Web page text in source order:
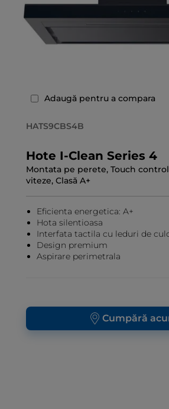
Adaugă pentru a compara
HATS9CBS4B
Hote I-Clean Series 4
Montata pe perete, Touch
viteze, Clasă A+
Eficienta energetica: A+
Hota silentioasa
Interfata tactila cu leduri de
Design premium
Aspirare perimetrala
Cumpără